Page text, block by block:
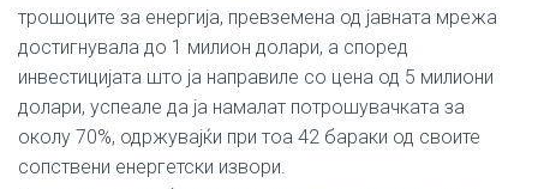
трошоците за енергија, превземенa од јавната мрежа
достигнувала до 1 милион долари, а според
инвестицијата што ја направиле со цена од 5 милиони
долари, успеале да ја намалат потрошувачката за
околу 70%, одржувајќи при тоа 42 бараки од своите
сопствени енергетски извори.